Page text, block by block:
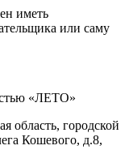
иметь
или саму
«ЛЕТО»
область, городской
Кошевого, д.8,